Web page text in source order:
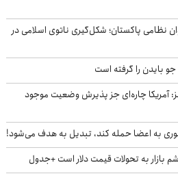
نظامی پاکستان؛ شکل‌گیری ناتوی اسلامی در
بایدن را گرفته است
آمریکا چاره‌ای جز پذیرش وضعیت موجود
به اعضا حمله کند، تبدیل به هدف می‌شود!
به تحولات قیمت دلار است +جدول